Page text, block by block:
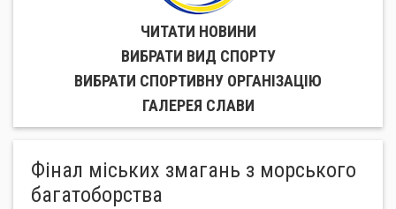
ЧИТАТИ НОВИНИ
ВИБРАТИ ВИД СПОРТУ
ВИБРАТИ СПОРТИВНУ ОРГАНIЗАЦIЮ
ГАЛЕРЕЯ СЛАВИ
Фінал міських змагань з морського
багатоборства